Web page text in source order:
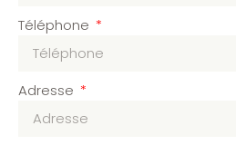
Téléphone
Adresse